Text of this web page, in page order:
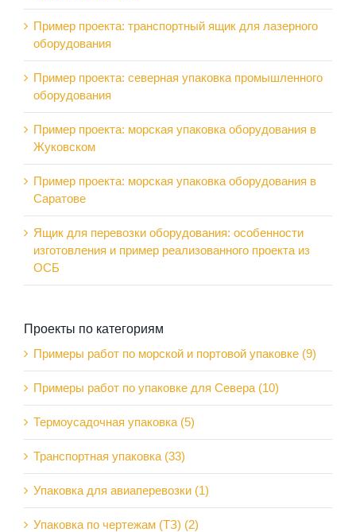
Пример проекта: транспортный ящик для лазерного
оборудования
Пример проекта: северная упаковка промышленного
оборудования
Пример проекта: морская упаковка оборудования в
Жуковском
Пример проекта: морская упаковка оборудования в
Саратове
Ящик для перевозки оборудования: особенности
изготовления и пример реализованного проекта из
ОСБ
Проекты по категориям
Примеры работ по морской и портовой упаковке (9)
Примеры работ по упаковке для Севера (10)
Термоусадочная упаковка (5)
Транспортная упаковка (33)
Упаковка для авиаперевозки (1)
Упаковка по чертежам (ТЗ) (2)